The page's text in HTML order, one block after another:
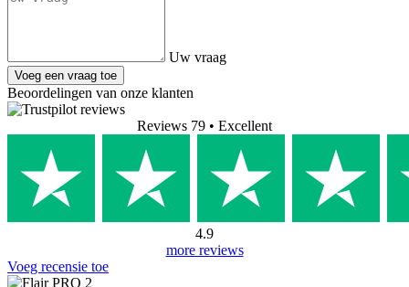
Uw vraag
Voeg een vraag toe
Beoordelingen van onze klanten
Reviews 79 • Excellent
4.9
more reviews
Voeg recensie toe